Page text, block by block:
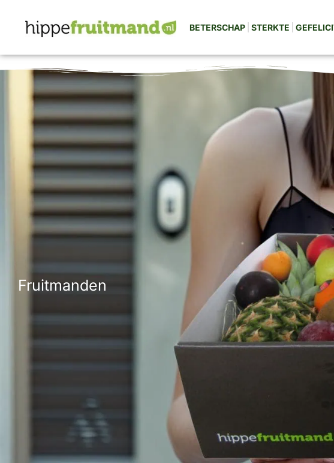
BETERSCHAP STERKTE
Fruitmanden